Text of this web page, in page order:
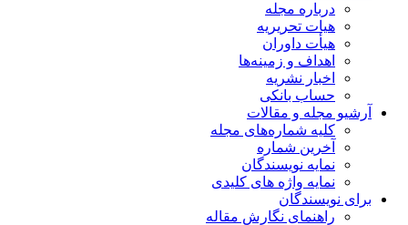
درباره مجله
هیات تحریریه
هیأت داوران
اهداف و زمینه‌ها
اخبار نشریه
حساب بانکی
آرشیو مجله و مقالات
کلیه شماره‌های مجله
آخرین شماره
نمایه نویسندگان
نمایه واژه های کلیدی
برای نویسندگان
راهنمای نگارش مقاله